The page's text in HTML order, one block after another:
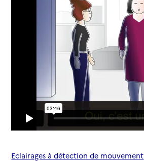
Eclairages à détection de mouvement